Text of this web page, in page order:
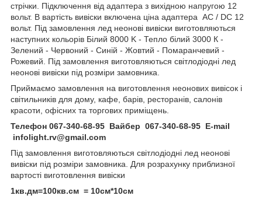
стрічки. Підключення від адаптера з вихідною напругою 12
вольт. В вартість вивіски включена ціна адаптера AC / DC 12
вольт. Під замовлення лед неонові вивіски виготовляються
наступних кольорів Білий 8000 K - Тепло білий 3000 К -
Зелений - Червоний - Синій - Жовтий - Помаранчевий -
Рожевий. Під замовлення виготовляються світлодіодні лед
неонові вивіски під розміри замовника.
Приймаємо замовлення на виготовлення неонових вивісок і
світильників для дому, кафе, барів, ресторанів, салонів
красоти, офісних та торгових приміщень.
Телефон 067-340-68-95 Вайбер 067-340-68-95 E-mail
infolight.rv@gmail.com
Під замовлення виготовляються світлодіодні лед неонові
вивіски під розміри замовника. Для розрахунку приблизної
вартості виготовлення вивіски
1кв.дм=100кв.см = 10см*10см